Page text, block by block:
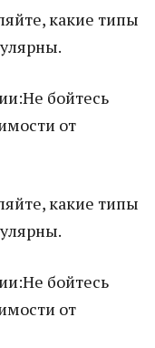
какие типы
бойтесь
от
какие типы
бойтесь
от